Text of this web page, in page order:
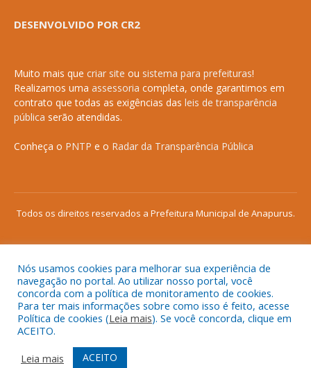
DESENVOLVIDO POR CR2
Muito mais que criar site ou sistema para prefeituras!
Realizamos uma assessoria completa, onde garantimos em
contrato que todas as exigências das leis de transparência
pública serão atendidas.
Conheça o PNTP e o Radar da Transparência Pública
Todos os direitos reservados a Prefeitura Municipal de Anapurus.
Mapa do Site
Acessar Área Administrativa
Acessar o Webmail
Nós usamos cookies para melhorar sua experiência de
navegação no portal. Ao utilizar nosso portal, você
concorda com a política de monitoramento de cookies.
Para ter mais informações sobre como isso é feito, acesse
Política de cookies (Leia mais). Se você concorda, clique em
ACEITO.
Leia mais
ACEITO